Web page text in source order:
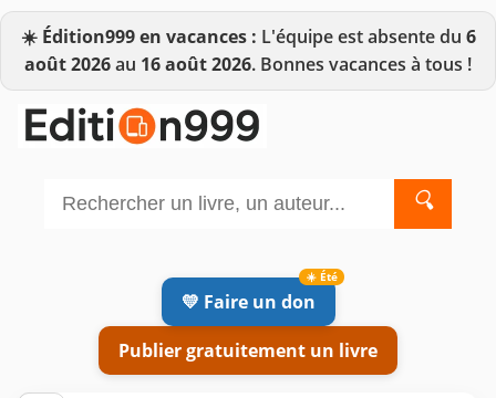
☀️ Édition999 en vacances : L'équipe est absente du 6
août 2026au 16 août 2026. Bonnes vacances à tous !
🔍
💛 Faire un don
Publier gratuitement un livre